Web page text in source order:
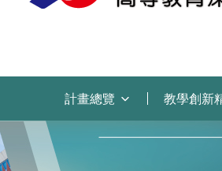
計畫總覽 教學創新